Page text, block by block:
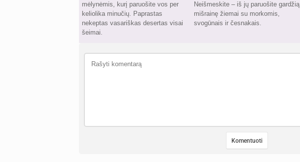
mėlynėmis, kurį paruošite vos per
keliolika minučių. Paprastas
nekeptas vasariškas desertas visai
šeimai.
Neišmeskite – iš jų paruošite gardžią
mišrainę žiemai su morkomis,
svogūnais ir česnakais.